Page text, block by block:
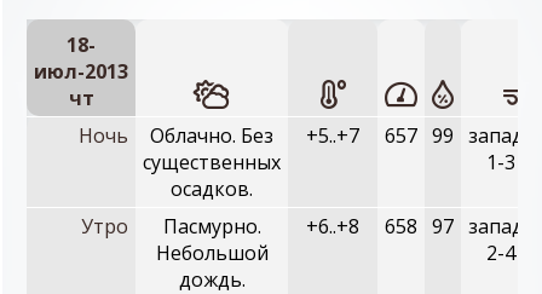
18-
июл-2013
чт
Ночь
Облачно. Без
существенных
осадков.
+5..+7 657 99
1-3
Утро
Пасмурно.
Небольшой
дождь.
+6..+8 658 97
2-4